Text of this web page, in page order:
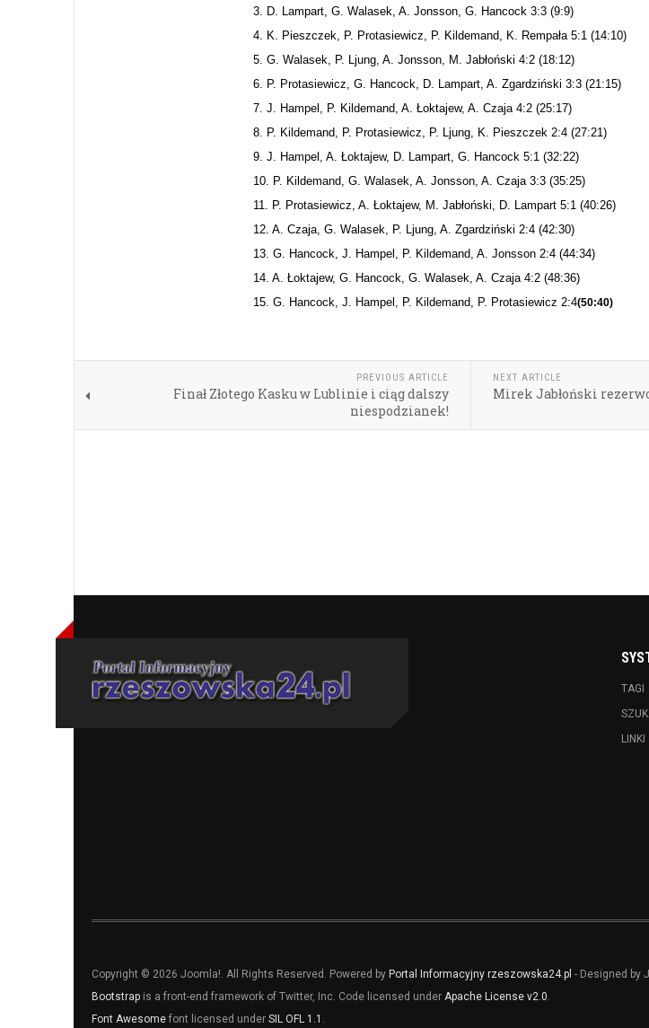
3. D. Lampart, G. Walasek, A. Jonsson, G. Hancock 3:3 (9:9)
4. K. Pieszczek, P. Protasiewicz, P. Kildemand, K. Rempała 5:1 (14:10)
5. G. Walasek, P. Ljung, A. Jonsson, M. Jabłoński 4:2 (18:12)
6. P. Protasiewicz, G. Hancock, D. Lampart, A. Zgardziński 3:3 (21:15)
7. J. Hampel, P. Kildemand, A. Łoktajew, A. Czaja 4:2 (25:17)
8. P. Kildemand, P. Protasiewicz, P. Ljung, K. Pieszczek 2:4 (27:21)
9. J. Hampel, A. Łoktajew, D. Lampart, G. Hancock 5:1 (32:22)
10. P. Kildemand, G. Walasek, A. Jonsson, A. Czaja 3:3 (35:25)
11. P. Protasiewicz, A. Łoktajew, M. Jabłoński, D. Lampart 5:1 (40:26)
12. A. Czaja, G. Walasek, P. Ljung, A. Zgardziński 2:4 (42:30)
13. G. Hancock, J. Hampel, P. Kildemand, A. Jonsson 2:4 (44:34)
14. A. Łoktajew, G. Hancock, G. Walasek, A. Czaja 4:2 (48:36)
15. G. Hancock, J. Hampel, P. Kildemand, P. Protasiewicz 2:4(50:40)
PREVIOUS ARTICLE
Finał Złotego Kasku w Lublinie i ciąg dalszy
niespodzianek!
NEXT ARTICLE
Mirek Jabłoński
TAGI
LINKI
Copyright © 2026 Joomla!. All Rights Reserved. Powered by Portal Informacyjny rzeszowska24.pl - Designed by
Bootstrap is a front-end framework of Twitter, Inc. Code licensed under Apache License v2.0.
Font Awesome font licensed under SIL OFL 1.1 .